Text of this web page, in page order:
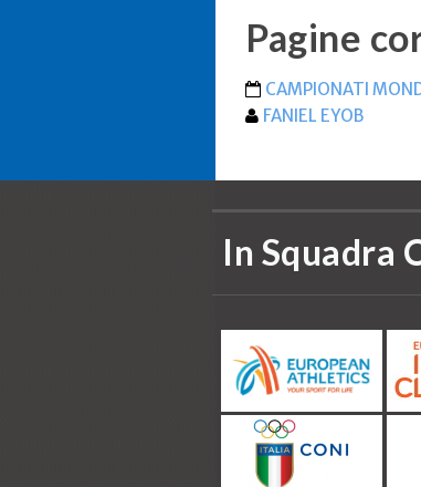
Pagine
CAMPIONATI
FANIEL EYOB
In Squadra